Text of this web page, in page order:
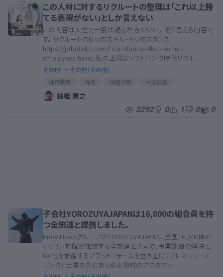
この人材に対するリクルートの整理は「これ以上勝
てる表現がない」としか言えない
この内容は人生で一度は読んだ方がいい。 そう思える内容で
す。 リクルートの６つのスキル・４つのスタンス
https://jobotaku.com/four-stances-that-recruit-
employees-have/ 私の上司はソフトバンク時代リクル...
その他 > その他（その他）
採用戦略 採用 採用計画
中途採用
新卒採用
人材の育成
人材育成
リクルートの教え
錦織 康之
3292 0 1 0 0
子会社YOROZUYAJAPANは16,000の組合員を持
つ全旅連と提携しました。
KnowHowsグループのYOROZUYAJAPAN、全国16,000件の
ホテル・旅館が加盟する全旅連と共同で、事業課題の解決と
DX化を推進するプラットフォームを立ち上げ（プレスリリース
リンク） 士業を含むあらゆる領域のプロをマッ...